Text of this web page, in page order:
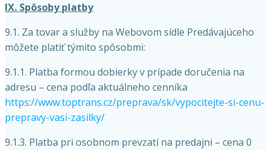
IX. Spôsoby platby
9.1. Za tovar a služby na Webovom sídle Predávajúceho
môžete platiť týmito spôsobmi:
9.1.1. Platba formou dobierky v prípade doručenia na
adresu – cena podľa aktuálneho cenníka
https://www.toptrans.cz/preprava/sk/vypocitejte-si-cenu-
prepravy-vasi-zasilky/
9.1.3. Platba pri osobnom prevzatí na predajni – cena 0